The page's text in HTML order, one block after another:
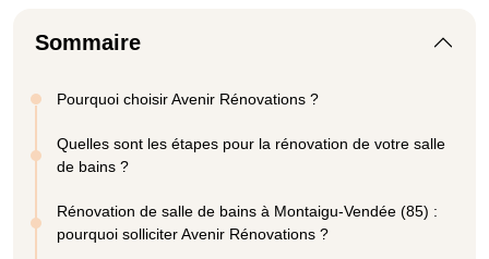
Sommaire
Pourquoi choisir Avenir Rénovations ?
Quelles sont les étapes pour la rénovation de votre salle
de bains ?
Rénovation de salle de bains à Montaigu-Vendée (85) :
pourquoi solliciter Avenir Rénovations ?